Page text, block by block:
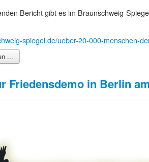
Bericht gibt es im Braunschweig-
spiegel.de/ueber-20-000-menschen-
...
Friedensdemo in Berlin